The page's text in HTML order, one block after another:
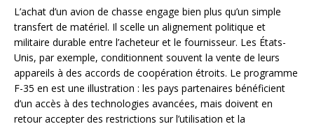
L’achat d’un avion de chasse engage bien plus qu’un simple
transfert de matériel. Il scelle un alignement politique et
militaire durable entre l’acheteur et le fournisseur. Les États-
Unis, par exemple, conditionnent souvent la vente de leurs
appareils à des accords de coopération étroits. Le programme
F-35 en est une illustration : les pays partenaires bénéficient
d’un accès à des technologies avancées, mais doivent en
retour accepter des restrictions sur l’utilisation et la